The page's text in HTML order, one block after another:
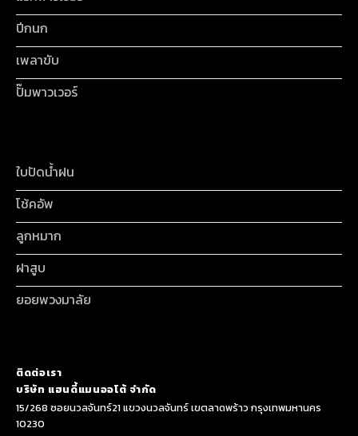
ปีกนก
เพลาขับ
ปั๊มพาวเวอร์
ใบปัดน้ำฝน
โช้คอัพ
ลูกหมาก
ฝาสูบ
ยอยพวงมาลัย
ติดต่อเรา
บริษัท แฮนดี้แมนออโต้ จำกัด
15/268 ซอยนวลจันทร์21 แขวงนวลจันทร์ เขตลาดพร้าว กรุงเทพมหานคร
10230